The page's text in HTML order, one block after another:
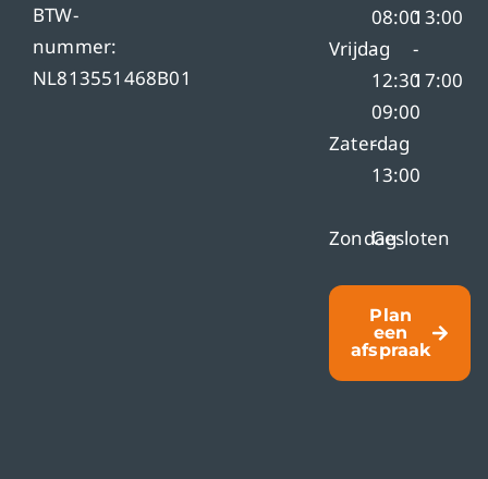
BTW-
nummer:
NL813551468B01
Vrijdag
08:00
-
12:30
13:00
-
17:00
Zaterdag
09:00
-
13:00
ZondagGesloten
Plan
een
afspraak